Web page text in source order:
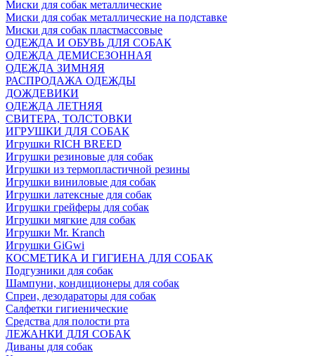
Миски для собак металлические
Миски для собак металлические на подставке
Миски для собак пластмассовые
ОДЕЖДА И ОБУВЬ ДЛЯ СОБАК
ОДЕЖДА ДЕМИСЕЗОННАЯ
ОДЕЖДА ЗИМНЯЯ
РАСПРОДАЖА ОДЕЖДЫ
ДОЖДЕВИКИ
ОДЕЖДА ЛЕТНЯЯ
СВИТЕРА, ТОЛСТОВКИ
ИГРУШКИ ДЛЯ СОБАК
Игрушки RICH BREED
Игрушки резиновые для собак
Игрушки из термопластичной резины
Игрушки виниловые для собак
Игрушки латексные для собак
Игрушки грейферы для собак
Игрушки мягкие для собак
Игрушки Mr. Kranch
Игрушки GiGwi
КОСМЕТИКА И ГИГИЕНА ДЛЯ СОБАК
Подгузники для собак
Шампуни, кондиционеры для собак
Спреи, дезодараторы для собак
Салфетки гигиенические
Средства для полости рта
ЛЕЖАНКИ ДЛЯ СОБАК
Диваны для собак